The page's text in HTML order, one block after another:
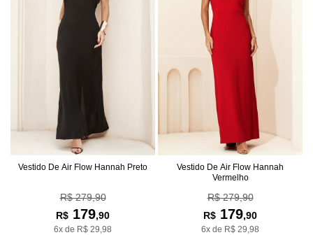
Vestido De Air Flow Hannah Preto
R$ 279,90
R$ 179,90
6x de R$ 29,98
Vestido De Air Flow Hannah
Vermelho
R$ 279,90
R$ 179,90
6x de R$ 29,98